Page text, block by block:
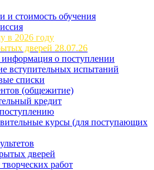
и стоимость обучения
в 2026 году
дверей 28.07.26
о поступлении
вступительных испытаний
списки
(общежитие)
кредит
курсы (для поступающих
дверей
работ